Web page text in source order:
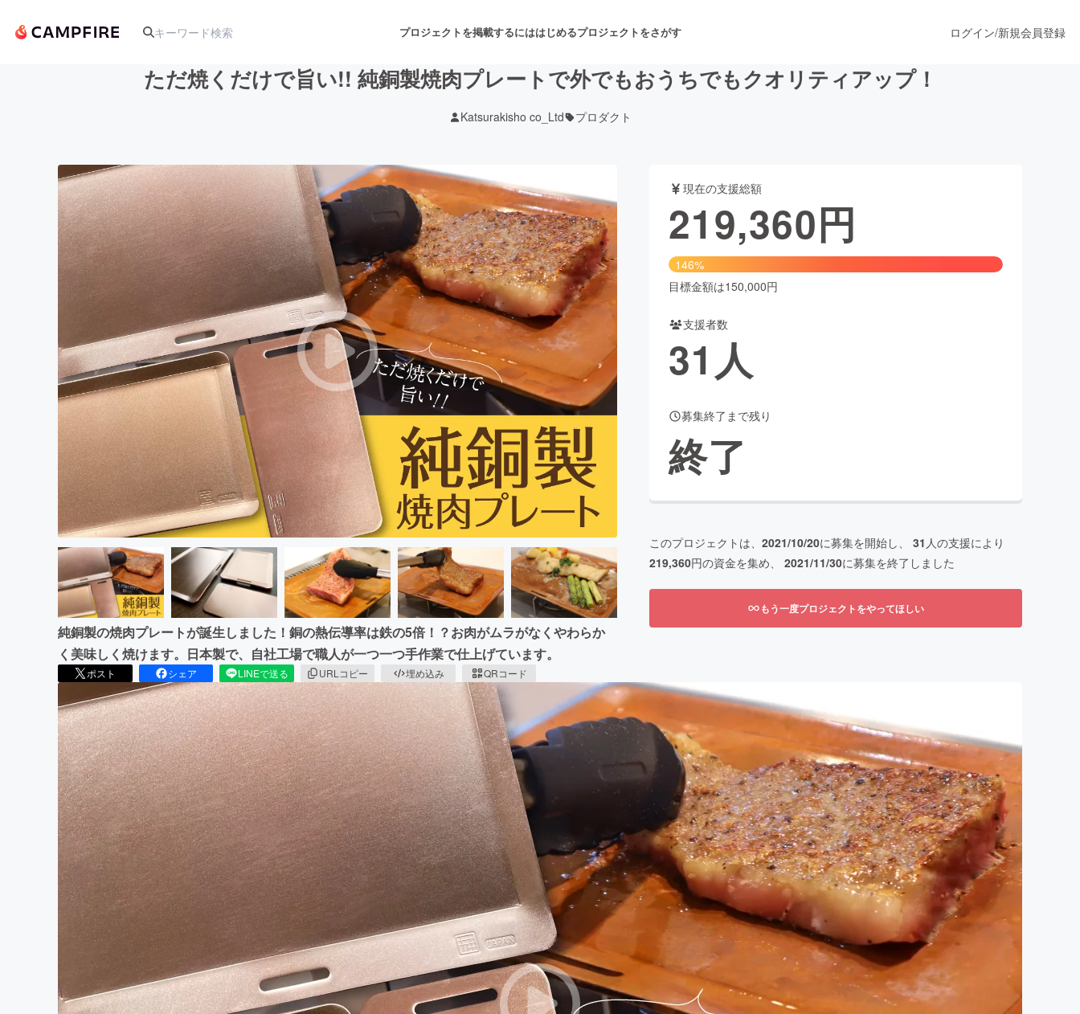
プロジェクトを掲載するにははじめるプロジェクトをさがす
アート・写真 音楽 舞台・パフォーマンス
テクノロジー・ガジェット ゲーム・サービス開発 フード・飲食店 ファッション
映像・映画 書籍・雑誌出版 アニメ・漫画
ビジネス・起業 チャレンジ ビューティー・ヘルスケア
まちづくり・地域活性化
CAMPFIRE for Social Good CAMPFIRE Creation
CAMPFIREふるさと納税machi-ya
ログイン/新規会員登録
ただ焼くだけで旨い!! 純銅製焼肉プレートで外でもおうちでもクオリティアップ！
Katsurakisho co_Ltd プロダクト
純銅製の焼肉プレートが誕生しました！銅の熱伝導率は鉄の5倍！？お肉がムラがなくやわらか
く美味しく焼けます。日本製で、自社工場で職人が一つ一つ手作業で仕上げています。
ポスト シェア LINEで送る URLコピー 埋め込み QRコード
現在の支援総額
219,360円
146%
目標金額は150,000円
支援者数
31 人
募集終了まで残り
終了
このプロジェクトは、 2021/10/20に募集を開始し、 31 人の支援により
219,360円の資金を集め、 2021/11/30に募集を終了しました
もう一度プロジェクトをやってほしい